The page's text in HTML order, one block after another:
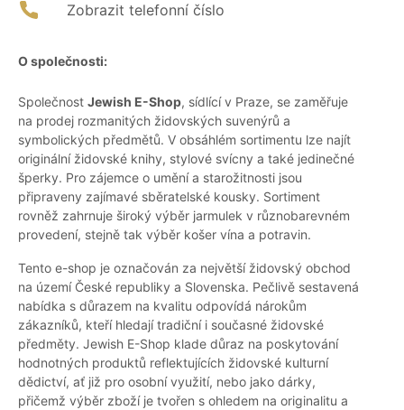
Zobrazit telefonní číslo
O společnosti:
Společnost Jewish E-Shop, sídlící v Praze, se zaměřuje
na prodej rozmanitých židovských suvenýrů a
symbolických předmětů. V obsáhlém sortimentu lze najít
originální židovské knihy, stylové svícny a také jedinečné
šperky. Pro zájemce o umění a starožitnosti jsou
připraveny zajímavé sběratelské kousky. Sortiment
rovněž zahrnuje široký výběr jarmulek v různobarevném
provedení, stejně tak výběr košer vína a potravin.
Tento e-shop je označován za největší židovský obchod
na území České republiky a Slovenska. Pečlivě sestavená
nabídka s důrazem na kvalitu odpovídá nárokům
zákazníků, kteří hledají tradiční i současné židovské
předměty. Jewish E-Shop klade důraz na poskytování
hodnotných produktů reflektujících židovské kulturní
dědictví, ať již pro osobní využití, nebo jako dárky,
přičemž výběr zboží je tvořen s ohledem na originalitu a